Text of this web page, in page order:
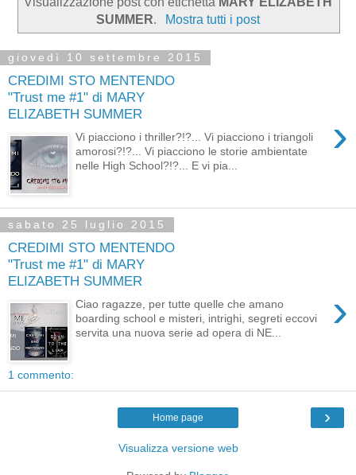
SUMMER. Mostra tutti i post
giovedì 10 settembre 2015
CREDIMI STO MENTENDO
"Trust me #1" di MARY
ELIZABETH SUMMER
›
Vi piacciono i thriller?!?... Vi piacciono i triangoli
amorosi?!?... Vi piacciono le storie ambientate
nelle High School?!?... E vi pia...
sabato 25 luglio 2015
CREDIMI STO MENTENDO
"Trust me #1" di MARY
ELIZABETH SUMMER
›
Ciao ragazze, per tutte quelle che amano
boarding school e misteri, intrighi, segreti eccovi
servita una nuova serie ad opera di NE...
1 commento:
›
Home page
Visualizza versione web